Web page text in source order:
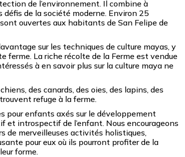
de l’environnement. Il combine à
défis de la société moderne. Environ 25
ouvertes aux habitants de San Felipe de
sur les techniques de culture mayas, y
La riche récolte de la Ferme est vendue
à en savoir plus sur la culture maya ne
des canards, des oies, des lapins, des
refuge à la ferme.
pour enfants axés sur le développement
et introspectif de l’enfant. Nous encourageons
de merveilleuses activités holistiques,
pour eux où ils pourront profiter de la
forme.